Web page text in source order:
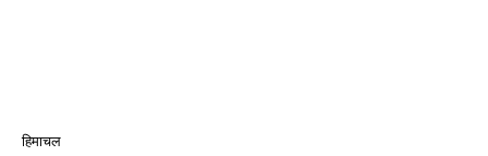
हिमाचल